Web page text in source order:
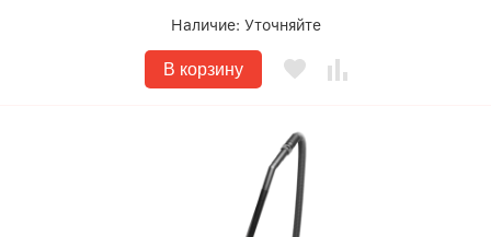
Наличие: Уточняйте
В корзину